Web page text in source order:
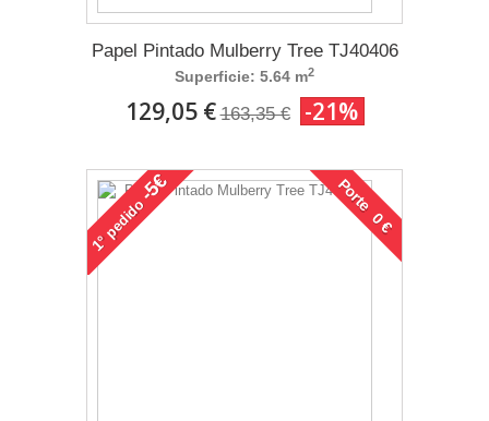
Papel Pintado Mulberry Tree TJ40406
Superficie: 5.64 m2
129,05 € 163,35 € -21%
1°
pedido
-5€ Porte 0 €